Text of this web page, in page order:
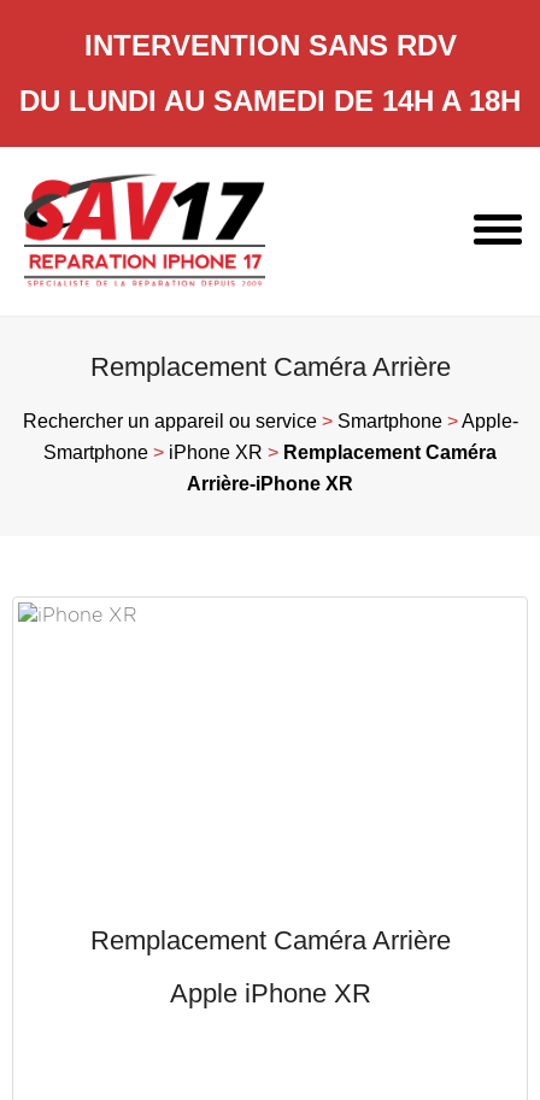
INTERVENTION SANS RDV
DU LUNDI AU SAMEDI DE 14H A 18H
content
Remplacement Caméra Arrière
Rechercher un appareil ou service> Smartphone>Apple-
Smartphone > iPhone XR > Remplacement Caméra
Arrière-iPhone XR
Remplacement Caméra Arrière
Apple iPhone XR